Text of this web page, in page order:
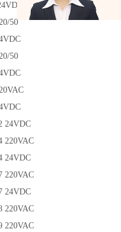
50
50
24VDC
220VAC
24VDC
220VAC
24VDC
220VAC
220VAC